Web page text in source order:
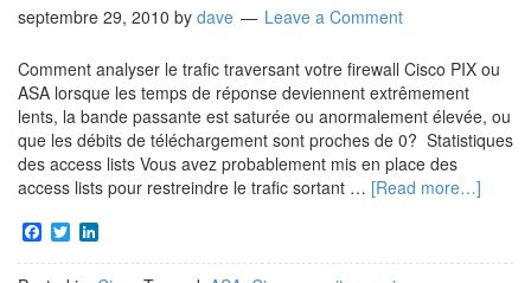
septembre 29, 2010 by dave Leave a Comment
Comment analyser le trafic traversant votre firewall Cisco PIX ou
ASA lorsque les temps de réponse deviennent extrêmement
lents, la bande passante est saturée ou anormalement élevée, ou
que les débits de téléchargement sont proches de 0? Statistiques
des access lists Vous avez probablement mis en place des
access lists pour restreindre le trafic sortant … [Read more…]
Facebook
Twitter